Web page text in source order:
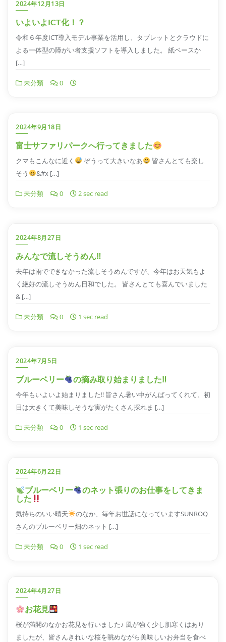
2024年12月13日
いよいよICT化！？
令和６年度ICT導入モデル事業を活用し、タブレットとクラウドに
よる一体型の障がい者支援ソフトを導入しました。 紙ベースか
[…]
未分類 0
2024年9月18日
富士サファリパークへ行ってきました
クマもこんなに近く ぞうって大きいなあ
皆さんとても楽し
そう
&#x […]
未分類 0 2 sec read
2024年8月27日
みんなで流しそうめん‼︎
去年は雨でできなかった流しそうめんですが、今年はお天気もよ
く絶好の流しそうめん日和でした。 皆さんとても喜んでいました
& […]
未分類 0 1 sec read
2024年7月5日
ブルーベリー の摘み取り始まりました‼︎
今年もいよいよ始まりました‼︎ 皆さん暑い中がんばってくれて、初
日は大きくて美味しそうな実がたくさん採れま […]
未分類 0 1 sec read
2024年6月22日
ブルーベリー
のネット張りのお仕事をしてきま
した
気持ちのいい晴天
のなか、毎年お世話になっていますSUNROQ
さんのブルーベリー畑のネット […]
未分類 0 1 sec read
2024年4月27日
お花見
桜が満開のなかお花見を行いました♪ 風が強く少し肌寒くはあり
ましたが、皆さんきれいな桜を眺めながら美味しいお弁当を食べ